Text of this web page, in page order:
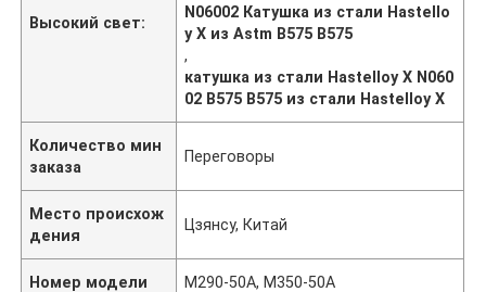
Высокий свет:
N06002 Катушка из стали Hastello
y X из Astm B575 B575
,
катушка из стали Hastelloy X N060
02 B575 B575 из стали Hastelloy X
Количество мин
заказа
Переговоры
Место происхож
дения
Цзянсу, Китай
Номер модели M290-50A, M350-50A